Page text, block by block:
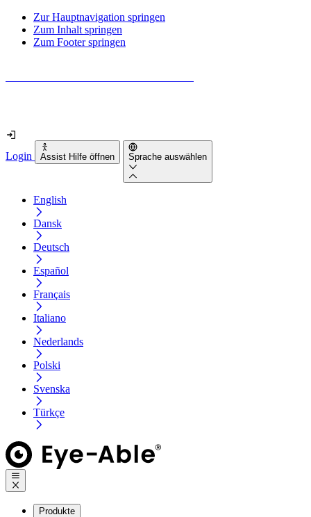
Zur Hauptnavigation springen
Zum Inhalt springen
Zum Footer springen
Login Assist Hilfe öffnen Sprache auswählen
English
Dansk
Deutsch
Español
Français
Italiano
Nederlands
Polski
Svenska
Türkçe
Produkte